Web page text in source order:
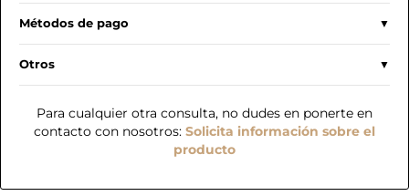
Métodos de pago
Otros
Para cualquier otra consulta, no dudes en ponerte en
contacto con nosotros: Solicita información sobre el
producto